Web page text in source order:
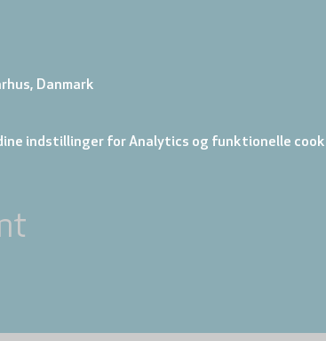
Danmark
indstillinger for Analytics og funktionelle